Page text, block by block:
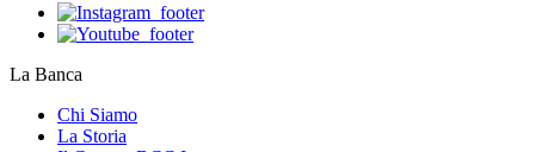
La Banca
Chi Siamo
La Storia